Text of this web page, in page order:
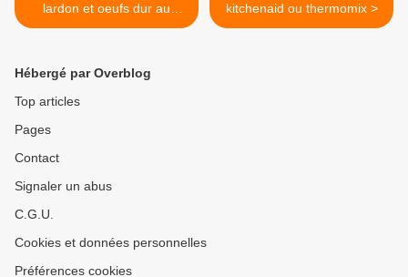
lardon et oeufs dur au
thermomix
kitchenaid ou thermomix >
Hébergé par Overblog
Top articles
Pages
Contact
Signaler un abus
C.G.U.
Cookies et données personnelles
Préférences cookies